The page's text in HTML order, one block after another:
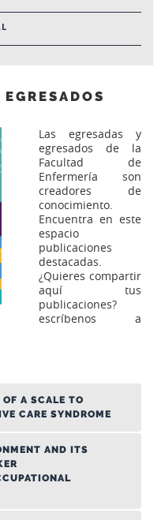
Las egresadas y
egresados de la
Facultad de
Enfermería son
creadores de
conocimiento.
Encuentra en este
espacio
publicaciones
destacadas.
¿Quieres compartir
aquí tus
publicaciones?
escríbenos a
A SCALE TO
CARE SYNDROME
AND ITS